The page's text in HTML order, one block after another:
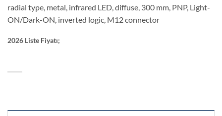
radial type, metal, infrared LED, diffuse, 300 mm, PNP, Light-
ON/Dark-ON, inverted logic, M12 connector
2026 Liste Fiyatı;